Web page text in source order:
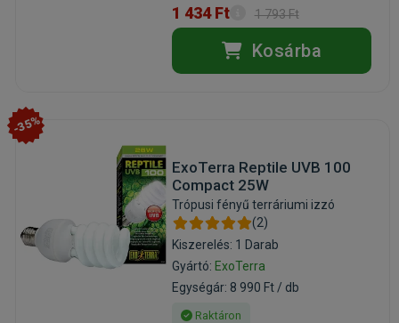
1 434 Ft 1 793 Ft
Kosárba
-35%
ExoTerra Reptile UVB 100
Compact 25W
Trópusi fényű terráriumi izzó
(2)
Kiszerelés: 1 Darab
Gyártó: ExoTerra
Egységár: 8 990 Ft / db
Raktáron